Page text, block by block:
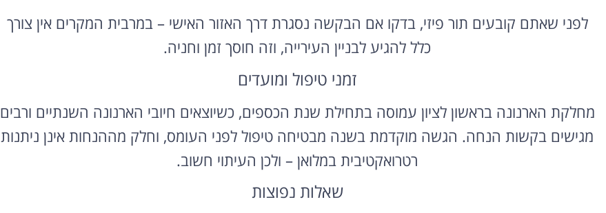
לפני שאתם קובעים תור פיזי, בדקו אם הבקשה נסגרת דרך האזור האישי – במרבית המקרים אין צורך
כלל להגיע לבניין העירייה, וזה חוסך זמן וחניה.
זמני טיפול ומועדים
מחלקת הארנונה בראשון לציון עמוסה בתחילת שנת הכספים, כשיוצאים חיובי הארנונה השנתיים ורבים
מגישים בקשות הנחה. הגשה מוקדמת בשנה מבטיחה טיפול לפני העומס, וחלק מההנחות אינן ניתנות
רטרואקטיבית במלואן – ולכן העיתוי חשוב.
שאלות נפוצות